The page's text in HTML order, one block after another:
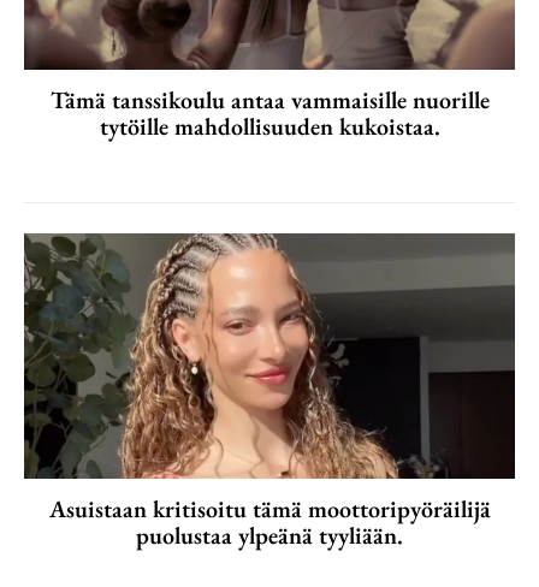
Tämä tanssikoulu antaa vammaisille nuorille
tytöille mahdollisuuden kukoistaa.
Asuistaan kritisoitu tämä moottoripyöräilijä
puolustaa ylpeänä tyyliään.